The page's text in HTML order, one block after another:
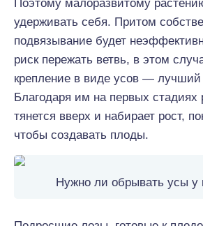
Поэтому малоразвитому
удерживать себя. Притом
подвязывание будет
риск пережать ветвь, в этом
крепление в виде усов — лучший
Благодаря им на первых стадиях
тянется вверх и набирает рост,
чтобы создавать плоды.
Нужно ли обрывать усы у